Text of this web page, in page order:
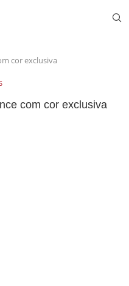
cor exclusiva
com cor exclusiva